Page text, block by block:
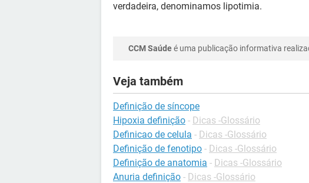
verdadeira, denominamos lipotimia.
CCM Saúdeé uma publicação informativa
Veja também
Definição de síncope
Hipoxia definição - Dicas -Glossário
Definicao de celula - Dicas -Glossário
Definição de fenotipo - Dicas -Glossário
Definição de anatomia - Dicas -Glossário
Anuria definição - Dicas -Glossário